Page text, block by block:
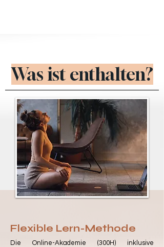
Was ist enthalten?
Flexible Lern-Methode
Die Online-Akademie (300H) inklusive